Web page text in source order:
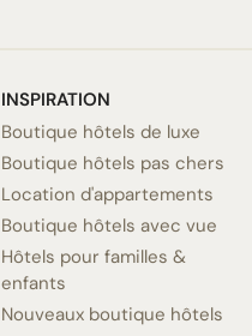
INSPIRATION
Boutique hôtels de luxe
Boutique hôtels pas chers
Location d'appartements
Boutique hôtels avec vue
Hôtels pour familles &
enfants
Nouveaux boutique hôtels